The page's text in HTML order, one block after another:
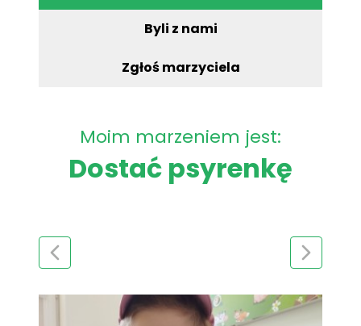
Byli z nami
Zgłoś marzyciela
Moim marzeniem jest:
Dostać psyrenkę